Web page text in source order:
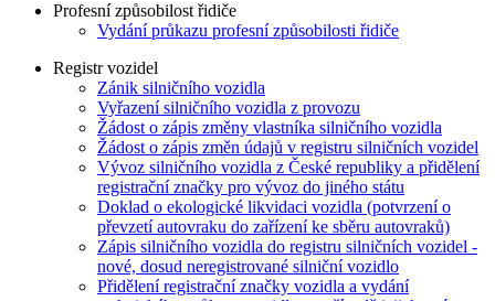
Profesní způsobilost řidiče
Vydání průkazu profesní způsobilosti řidiče
Registr vozidel
Zánik silničního vozidla
Vyřazení silničního vozidla z provozu
Žádost o zápis změny vlastníka silničního vozidla
Žádost o zápis změn údajů v registru silničních vozidel
Vývoz silničního vozidla z České republiky a přidělení
registrační značky pro vývoz do jiného státu
Doklad o ekologické likvidaci vozidla (potvrzení o
převzetí autovraku do zařízení ke sběru autovraků)
Zápis silničního vozidla do registru silničních vozidel -
nové, dosud neregistrované silniční vozidlo
Přidělení registrační značky vozidla a vydání